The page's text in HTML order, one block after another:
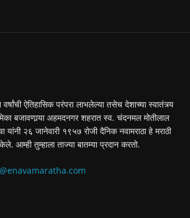
ऐतिहासिक परंपरा लाभलेल्या तसेच देशाच्या स्वातंत्र्य
बजावणार्‍या अहमदनगर शहरात स्व. चंदनमल मोतीलाल
यांनी २६ जानेवारी १९५७ रोजी दैनिक नवामराठा हे मराठी
आम्ही तुम्हाला ताज्या बातम्या प्रदान करतो.